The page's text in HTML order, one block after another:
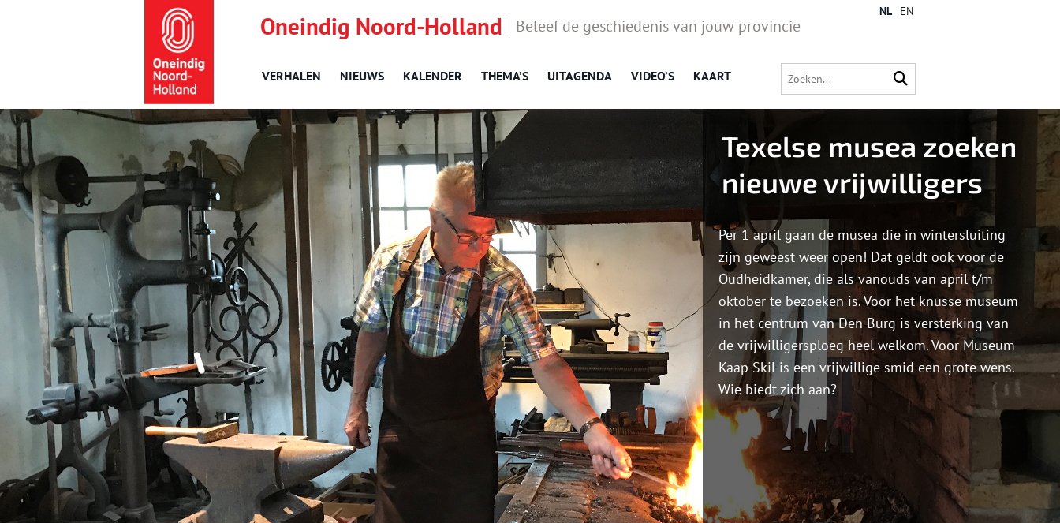
Oneindig Noord-Holland Beleef de geschiedenis van jouw provincie
VERHALEN NIEUWS KALENDER THEMA’S UITAGENDA VIDEO’S KAART
NL EN
Texelse musea zoeken
nieuwe vrijwilligers
Per 1 april gaan de musea die in wintersluiting
zijn geweest weer open! Dat geldt ook voor de
Oudheidkamer, die als vanouds van april t/m
oktober te bezoeken is. Voor het knusse museum
in het centrum van Den Burg is versterking van
de vrijwilligersploeg heel welkom. Voor Museum
Kaap Skil is een vrijwillige smid een grote wens.
Wie biedt zich aan?